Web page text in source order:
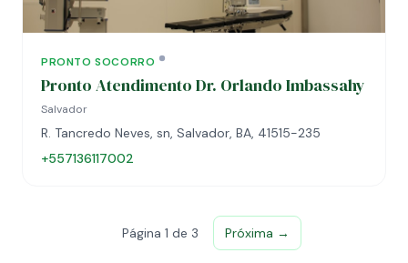
PRONTO SOCORRO
Pronto Atendimento Dr. Orlando Imbassahy
Salvador
R. Tancredo Neves, sn, Salvador, BA, 41515-235
+557136117002
Página 1 de 3 Próxima →